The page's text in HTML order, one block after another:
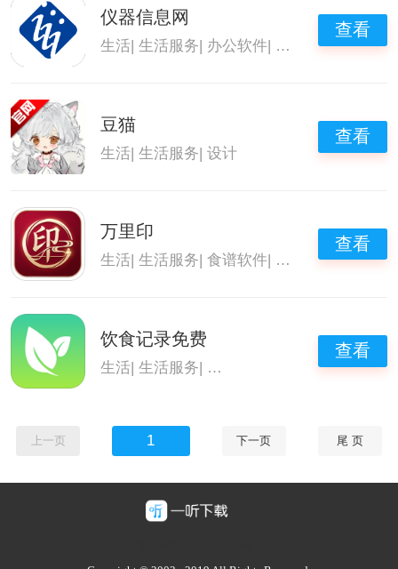
仪器信息网
生活 |生活服务 办公软件 办公软件大全
查看
豆猫
生活|生活服务|设计
查看
万里印
生活 |生活服务 |食谱软件 好用的食谱软件
查看
饮食记录免费
生活|生活服务| 智能健康软件 体重控制软件
查看
上一页 1 下一页 尾 页